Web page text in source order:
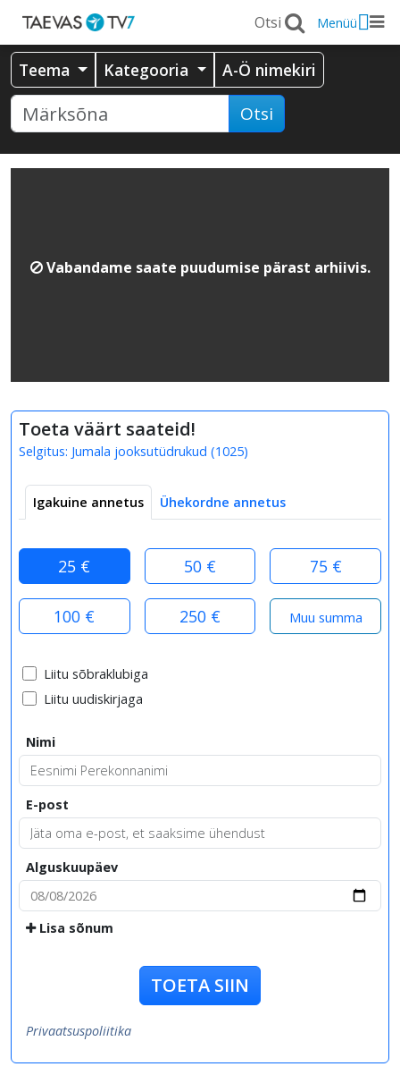
Menüü
Teema Kategooria A-Ö nimekiri
Otsi
Vabandame saate puudumise pärast arhiivis.
Toeta väärt saateid!
Selgitus: Jumala jooksutüdrukud (1025)
Igakuine annetus Ühekordne annetus
25 € 50 € 75 €
100 € 250 €
Liitu sõbraklubiga
Liitu uudiskirjaga
Nimi
E-post
Alguskuupäev
Lisa sõnum
TOETA SIIN
Privaatsuspoliitika